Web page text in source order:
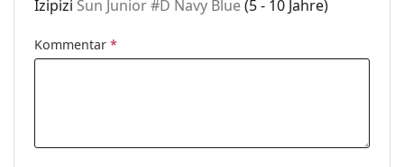
Izipizi Sun Junior #D Navy Blue(5 - 10 Jahre)
Kommentar *